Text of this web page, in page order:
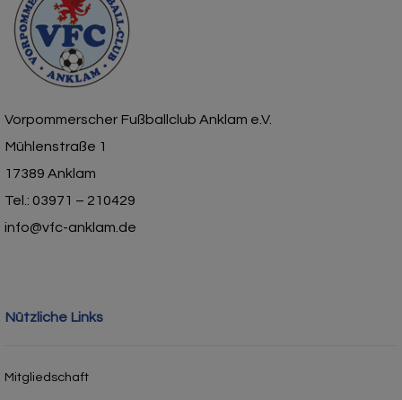
Vorpommerscher Fußballclub Anklam e.V.
Mühlenstraße 1
17389 Anklam
Tel.: 03971 – 210429
info@vfc-anklam.de
Nützliche Links
Mitgliedschaft